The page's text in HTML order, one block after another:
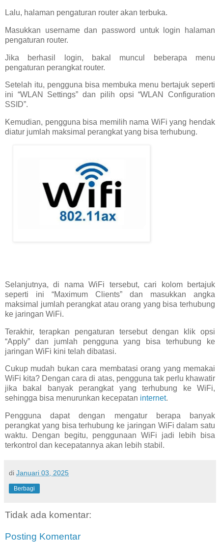
Lalu, halaman pengaturan router akan terbuka.
Masukkan username dan password untuk login halaman
pengaturan router.
Jika berhasil login, bakal muncul beberapa menu
pengaturan perangkat router.
Setelah itu, pengguna bisa membuka menu bertajuk seperti
ini “WLAN Settings” dan pilih opsi “WLAN Configuration
SSID”.
Kemudian, pengguna bisa memilih nama WiFi yang hendak
diatur jumlah maksimal perangkat yang bisa terhubung.
Selanjutnya, di nama WiFi tersebut, cari kolom bertajuk
seperti ini “Maximum Clients” dan masukkan angka
maksimal jumlah perangkat atau orang yang bisa terhubung
ke jaringan WiFi.
Terakhir, terapkan pengaturan tersebut dengan klik opsi
“Apply” dan jumlah pengguna yang bisa terhubung ke
jaringan WiFi kini telah dibatasi.
Cukup mudah bukan cara membatasi orang yang memakai
WiFi kita? Dengan cara di atas, pengguna tak perlu khawatir
jika bakal banyak perangkat yang terhubung ke WiFi,
sehingga bisa menurunkan kecepatan internet.
Pengguna dapat dengan mengatur berapa banyak
perangkat yang bisa terhubung ke jaringan WiFi dalam satu
waktu. Dengan begitu, penggunaan WiFi jadi lebih bisa
terkontrol dan kecepatannya akan lebih stabil.
di Januari 03, 2025
Berbagi
Tidak ada komentar:
Posting Komentar